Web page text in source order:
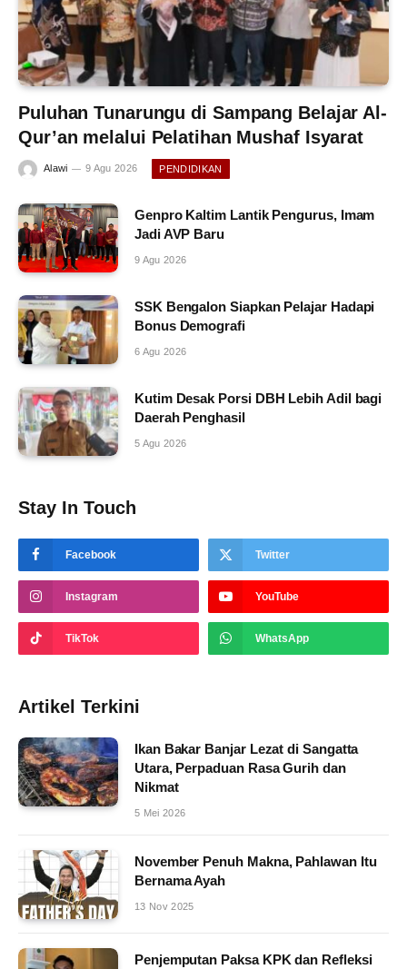
Puluhan Tunarungu di Sampang Belajar Al-
Qur’an melalui Pelatihan Mushaf Isyarat
Alawi 9 Agu 2026 PENDIDIKAN
Genpro Kaltim Lantik Pengurus, Imam
Jadi AVP Baru
9 Agu 2026
SSK Bengalon Siapkan Pelajar Hadapi
Bonus Demografi
6 Agu 2026
Kutim Desak Porsi DBH Lebih Adil bagi
Daerah Penghasil
5 Agu 2026
Stay In Touch
Facebook Twitter
Instagram YouTube
TikTok WhatsApp
Artikel Terkini
Ikan Bakar Banjar Lezat di Sangatta
Utara, Perpaduan Rasa Gurih dan
Nikmat
5 Mei 2026
November Penuh Makna, Pahlawan Itu
Bernama Ayah
13 Nov 2025
Penjemputan Paksa KPK dan Refleksi